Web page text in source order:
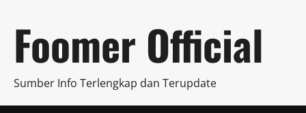
content
Foomer Official
Sumber Info Terlengkap dan Terupdate